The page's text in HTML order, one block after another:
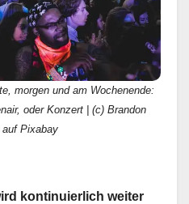
morgen und am Wochenende:
oder Konzert | (c) Brandon
auf Pixabay
kontinuierlich weiter